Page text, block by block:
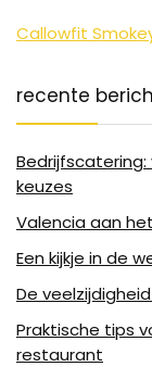
Callowfit
recente
keuzes
Valencia aan
Een kijkje in de
De
Praktische tips
restaurant